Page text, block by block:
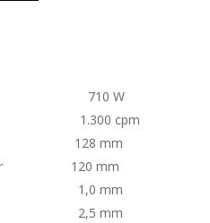
W
1.300 cpm
128 mm
120 mm
1,0 mm
2,5 mm